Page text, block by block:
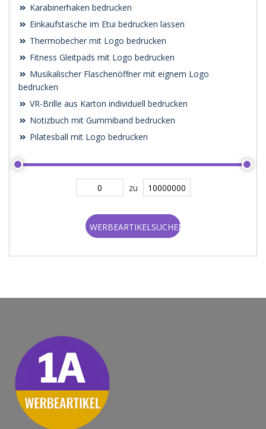
Karabinerhaken bedrucken
Einkaufstasche im Etui bedrucken lassen
Thermobecher mit Logo bedrucken
Fitness Gleitpads mit Logo bedrucken
Musikalischer Flaschenöffner mit eignem Logo
bedrucken
VR-Brille aus Karton individuell bedrucken
Notizbuch mit Gummiband bedrucken
Pilatesball mit Logo bedrucken
zu
WERBEARTIKELSUCHEN